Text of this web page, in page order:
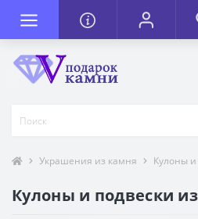
Украшения из камня Кулоны и
Кулоны и подвески